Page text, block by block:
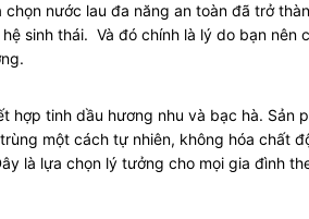
nước lau đa năng an toàn đã trở
sinh thái. Và đó chính là lý do bạn nên
tinh dầu hương nhu và bạc hà. Sản
một cách tự nhiên, không hóa chất
là lựa chọn lý tưởng cho mọi gia đình